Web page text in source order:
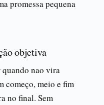
promessa pequena
objetiva
nao vira
começo, meio e fim
no final. Sem